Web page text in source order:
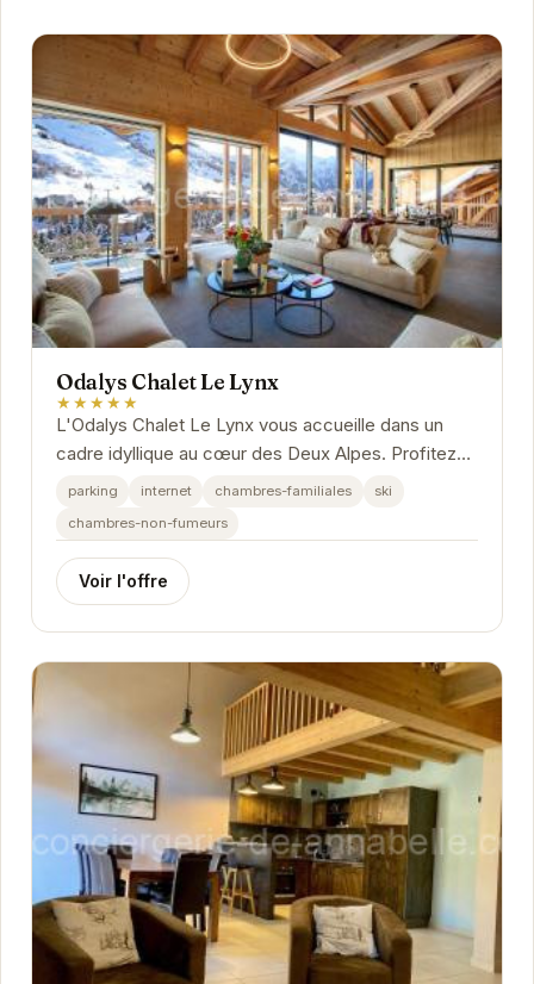
Odalys Chalet Le Lynx
★★★★★
L'Odalys Chalet Le Lynx vous accueille dans un
cadre idyllique au cœur des Deux Alpes. Profitez
du confort de ses chambres chaleureuses et
parking internet chambres-familiales
ski
chambres-non-fumeurs
Voir l'offre